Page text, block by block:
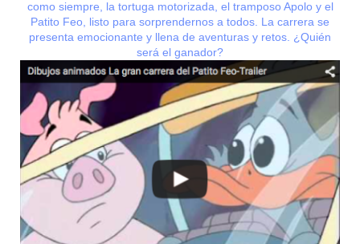
como siempre, la tortuga motorizada, el tramposo Apolo y el
Patito Feo, listo para sorprendernos a todos. La carrera se
presenta emocionante y llena de aventuras y retos. ¿Quién
será el ganador?